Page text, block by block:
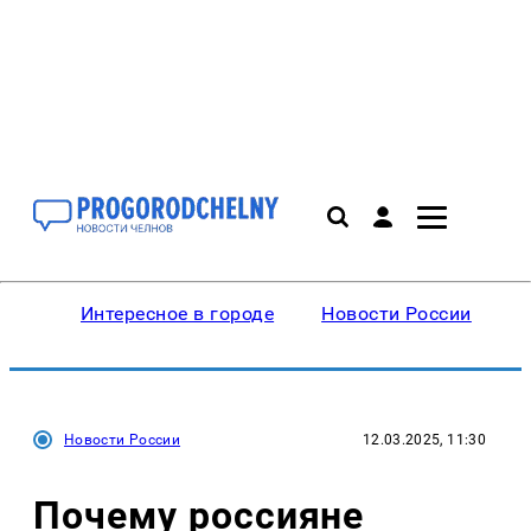
Интересное в городе Новости России
Новости России 12.03.2025, 11:30
Почему россияне